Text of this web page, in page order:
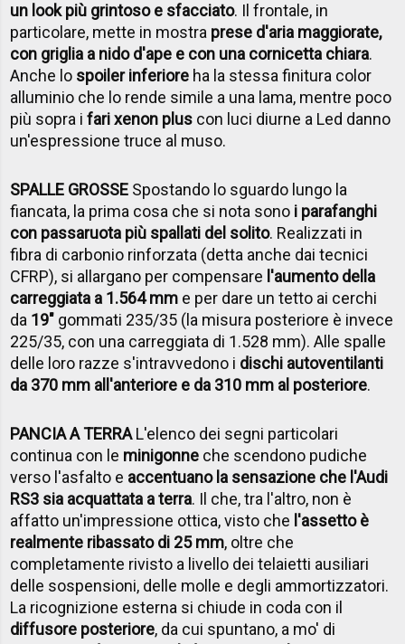
un look più grintoso e sfacciato. Il frontale, in
particolare, mette in mostra prese d'aria maggiorate,
con griglia a nido d'ape e con una cornicetta chiara.
Anche lo spoiler inferiore ha la stessa finitura color
alluminio che lo rende simile a una lama, mentre poco
più sopra ifari xenon plus con luci diurne a Led danno
un'espressione truce al muso.
SPALLE GROSSE Spostando lo sguardo lungo la
fiancata, la prima cosa che si nota sono i parafanghi
con passaruota più spallati del solito. Realizzati in
fibra di carbonio rinforzata (detta anche dai tecnici
CFRP), si allargano per compensare l'aumento della
carreggiata a 1.564 mm e per dare un tetto ai cerchi
da 19" gommati 235/35 (la misura posteriore è invece
225/35, con una carreggiata di 1.528 mm). Alle spalle
delle loro razze s'intravvedono i dischi autoventilanti
da 370 mm all'anteriore e da 310 mm al posteriore.
PANCIA A TERRAL'elenco dei segni particolari
continua con le minigonne che scendono pudiche
verso l'asfalto e accentuano la sensazione che l'Audi
RS3 sia acquattata a terra. Il che, tra l'altro, non è
affatto un'impressione ottica, visto che l'assetto è
realmente ribassato di 25 mm, oltre che
completamente rivisto a livello dei telaietti ausiliari
delle sospensioni, delle molle e degli ammortizzatori.
La ricognizione esterna si chiude in coda con il
diffusore posteriore, da cui spuntano, a mo' di